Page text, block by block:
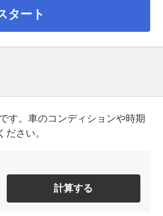
タート
す。車のコンディションや時期
さい。
計算する